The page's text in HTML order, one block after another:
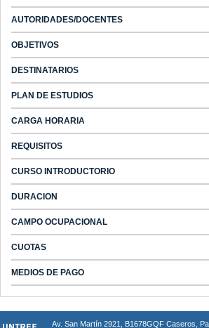
AUTORIDADES/DOCENTES
OBJETIVOS
DESTINATARIOS
PLAN DE ESTUDIOS
CARGA HORARIA
REQUISITOS
CURSO INTRODUCTORIO
DURACION
CAMPO OCUPACIONAL
CUOTAS
MEDIOS DE PAGO
Av. San Martín 2921, B1678GQF Caseros,